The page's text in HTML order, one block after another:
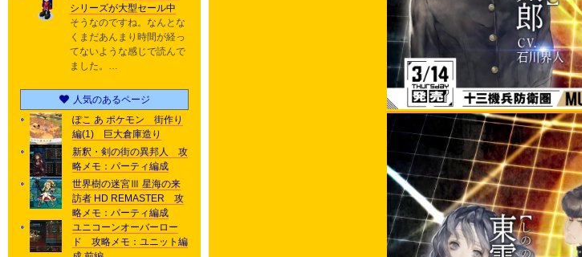
シリーズが大型セール中
そうなのですね。なんとな
くまだあんまり時間が経っ
てないような感じで読んで
ました。…
人気のあるページ
ぽこ あ ポケモン 街作り
編(1) 巨大倉庫造り
新釈・剣の街の異邦人 攻
略メモ：パーティ編成
世界樹の迷宮Ⅲ 星海の来
訪者 HD REMASTER 攻
略メモ：パーティ編成
ユニコーンオーバーロー
ド 攻略メモ：ユニット編